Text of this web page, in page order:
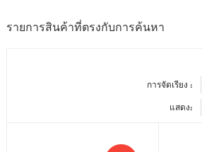
รายการสินค้าที่ตรงกับการค้นหา
การจัดเรียง :
แสดง: